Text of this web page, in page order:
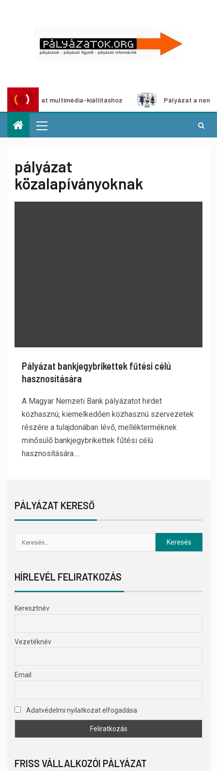
multimédia-kiállításhoz Pályázat a nemek
pályázat
közalapíványoknak
Pályázat bankjegybrikettek fűtési célú
hasznosítására
A Magyar Nemzeti Bank pályázatot hirdet
közhasznú, kiemelkedően közhasznú szervezetek
részére a tulajdonában lévő, mellékterméknek
minősülő bankjegybrikettek fűtési célú
hasznosítására....
PÁLYÁZAT KERESŐ
HÍRLEVÉL FELIRATKOZÁS
Keresztnév
Vezetéknév
Email
Adatvédelmi nyilatkozat elfogadása
FRISS VÁLLALKOZÓI PÁLYÁZAT